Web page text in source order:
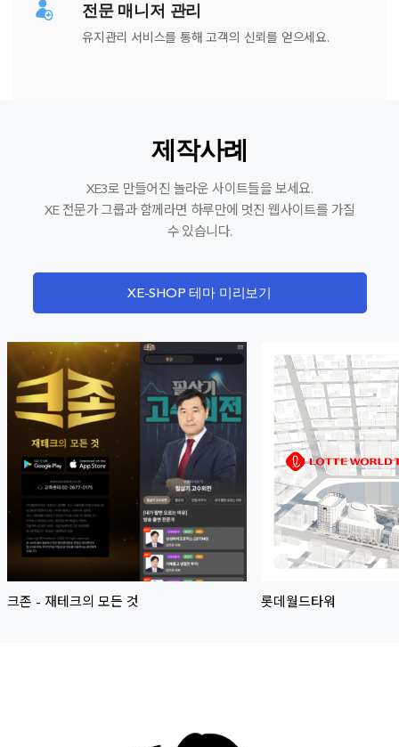
전문 매니저 관리
유지관리 서비스를 통해 고객의 신뢰를 얻으세요.
제작사례
XE3로 만들어진 놀라운 사이트들을 보세요.
XE 전문가 그룹과 함께라면 하루만에 멋진 웹사이트를 가질
수 있습니다.
XE-SHOP 테마 미리보기
썸네일
크존 - 재테크의 모든 것
이미지
롯데월드타워